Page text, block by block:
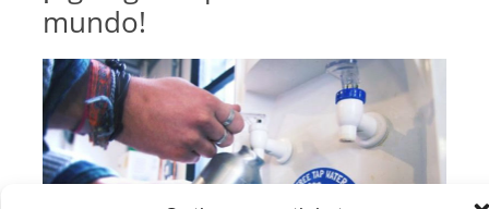
mundo!